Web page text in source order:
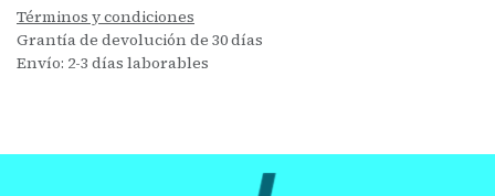
Términos y condiciones
Grantía de devolución de 30 días
Envío: 2-3 días laborables